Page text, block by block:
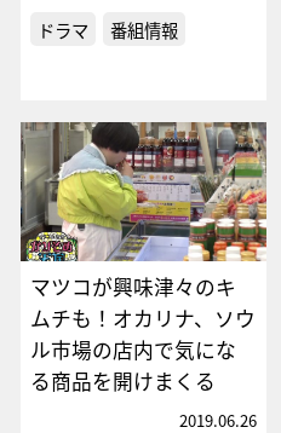
ドラマ 番組情報
マツコが興味津々のキ
ムチも！オカリナ、ソウ
ル市場の店内で気にな
る商品を開けまくる
2019.06.26